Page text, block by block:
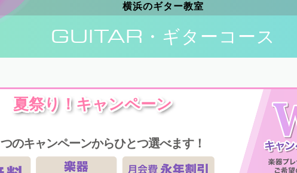
横浜のギター教室
GUITAR ・ギターコース
夏祭り！キャンペーン
つのキャンペーンからひとつ選べます！